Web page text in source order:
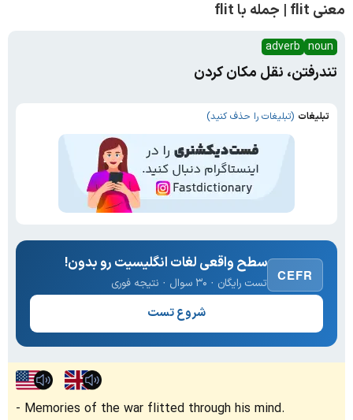
معنی flit | جمله با flit
noun
adverb
تندرفتن، نقل مکان کردن
تبلیغات (تبلیغات را حذف کنید)
CEFR
سطح واقعی لغات انگلیسیت رو بدون!
تست رایگان · ۳۰ سوال · نتیجه فوری
شروع تست
Memories of the war flitted through his mind.